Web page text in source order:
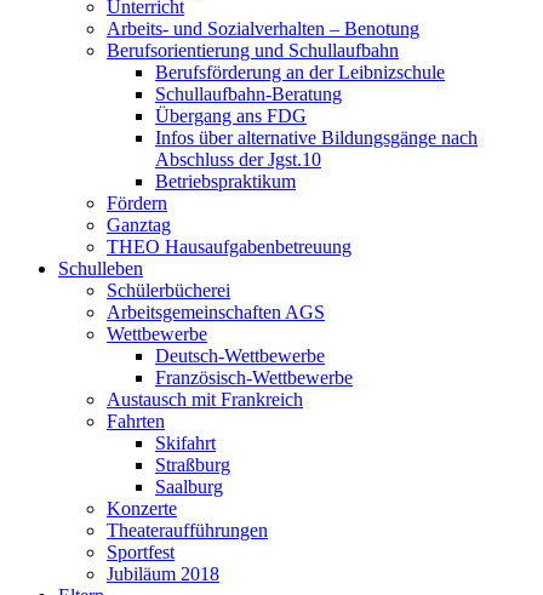
Unterricht
Arbeits- und Sozialverhalten – Benotung
Berufsorientierung und Schullaufbahn
Berufsförderung an der Leibnizschule
Schullaufbahn-Beratung
Übergang ans FDG
Infos über alternative Bildungsgänge nach
Abschluss der Jgst.10
Betriebspraktikum
Fördern
Ganztag
THEO Hausaufgabenbetreuung
Schulleben
Schülerbücherei
Arbeitsgemeinschaften AGS
Wettbewerbe
Deutsch-Wettbewerbe
Französisch-Wettbewerbe
Austausch mit Frankreich
Fahrten
Skifahrt
Straßburg
Saalburg
Konzerte
Theateraufführungen
Sportfest
Jubiläum 2018